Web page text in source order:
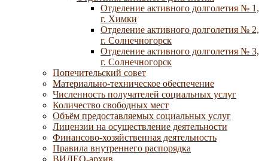
Отделение активного долголетия № 1,
г. Химки
Отделение активного долголетия № 2,
г. Солнечногорск
Отделение активного долголетия № 3,
г. Солнечногорск
Попечительский совет
Материально-техническое обеспечение
Численность получателей социальных услуг
Количество свободных мест
Объём предоставляемых социальных услуг
Лицензии на осуществление деятельности
Финансово-хозяйственная деятельность
Правила внутреннего распорядка
ВИДЕО-архив